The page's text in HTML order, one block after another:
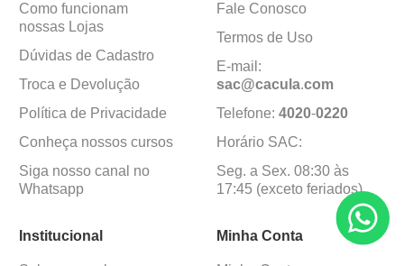
Como funcionam
nossas Lojas
Dúvidas de Cadastro
Troca e Devolução
Política de Privacidade
Conheça nossos cursos
Siga nosso canal no
Whatsapp
Fale Conosco
Termos de Uso
E-mail:
sac@cacula.com
Telefone: 4020-0220
Horário SAC:
Seg. a Sex. 08:30 às
17:45 (exceto feriados)
Institucional Minha Conta